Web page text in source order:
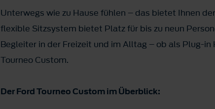
Unterwegs wie zu Hause fühlen – das bietet Ihnen
flexible Sitzsystem bietet Platz für bis zu neun
Begleiter in der Freizeit und im Alltag – ob als Plug-
Tourneo Custom.
Der Ford Tourneo Custom im Überblick: